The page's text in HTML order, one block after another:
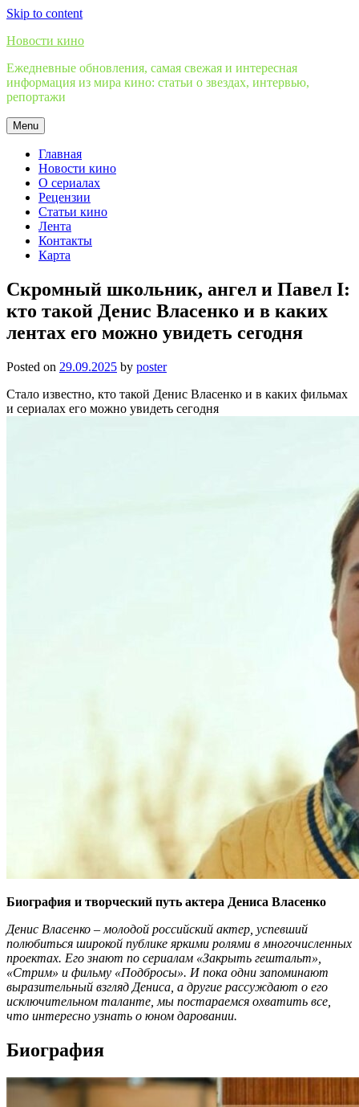
Skip to content
Новости кино
Ежедневные обновления, самая свежая и интересная
информация из мира кино: статьи о звездах, интервью,
репортажи
Menu
Главная
Новости кино
О сериалах
Рецензии
Статьи кино
Лента
Контакты
Карта
Скромный школьник, ангел и Павел I:
кто такой Денис Власенко и в каких
лентах его можно увидеть сегодня
Posted on 29.09.2025 by poster
Стало известно, кто такой Денис Власенко и в каких фильмах
и сериалах его можно увидеть сегодня
Биография и творческий путь актера Дениса Власенко
Денис Власенко – молодой российский актер, успевший
полюбиться широкой публике яркими ролями в многочисленных
проектах. Его знают по сериалам «Закрыть гештальт»,
«Стрим» и фильму «Подбросы». И пока одни запоминают
выразительный взгляд Дениса, а другие рассуждают о его
исключительном таланте, мы постараемся охватить все,
что интересно узнать о юном даровании.
Биография